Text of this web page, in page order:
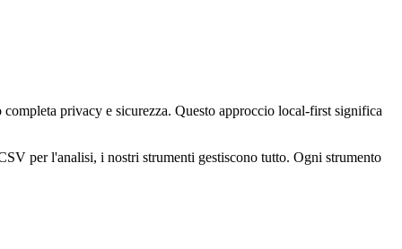
privacy e sicurezza. Questo approccio local-first significa
per l'analisi, i nostri strumenti gestiscono tutto. Ogni strumento